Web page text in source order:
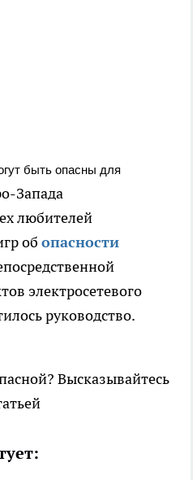
быть опасны для
Запада
любителей
об опасности
электросетевого
руководство.
Высказывайтесь